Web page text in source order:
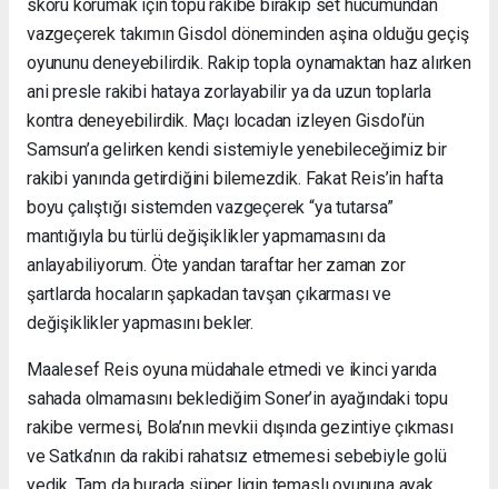
skoru korumak için topu rakibe bırakıp set hücumundan
vazgeçerek takımın Gisdol döneminden aşina olduğu geçiş
oyununu deneyebilirdik. Rakip topla oynamaktan haz alırken
ani presle rakibi hataya zorlayabilir ya da uzun toplarla
kontra deneyebilirdik. Maçı locadan izleyen Gisdol’ün
Samsun’a gelirken kendi sistemiyle yenebileceğimiz bir
rakibi yanında getirdiğini bilemezdik. Fakat Reis’in hafta
boyu çalıştığı sistemden vazgeçerek “ya tutarsa”
mantığıyla bu türlü değişiklikler yapmamasını da
anlayabiliyorum. Öte yandan taraftar her zaman zor
şartlarda hocaların şapkadan tavşan çıkarması ve
değişiklikler yapmasını bekler.
Maalesef Reis oyuna müdahale etmedi ve ikinci yarıda
sahada olmamasını beklediğim Soner’in ayağındaki topu
rakibe vermesi, Bola’nın mevkii dışında gezintiye çıkması
ve Satka’nın da rakibi rahatsız etmemesi sebebiyle golü